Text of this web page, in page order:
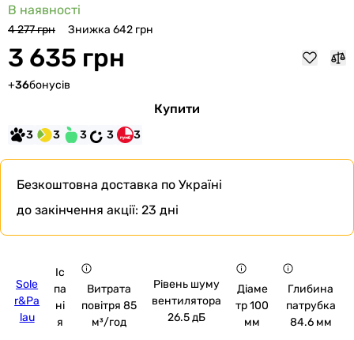
В наявності
4 277 грн Знижка 642 грн
3 635 грн
+36бонусів
Купити
3 3 3 3 3
Безкоштовна доставка по Україні
до закінчення акції: 23 дні
Sole
r&Pa
lau
Іс
па
ні
я
Витрата
повітря 85
м³/год
Рівень шуму
вентилятора
26.5 дБ
Діаме
тр 100
мм
Глибина
патрубка
84.6 мм